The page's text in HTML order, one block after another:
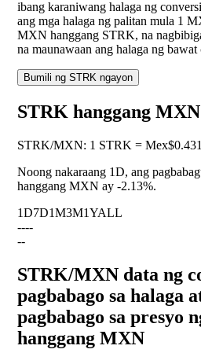
ibang karaniwang halaga ng
ang mga halaga ng palitan mula 1
MXN hanggang STRK, na
na maunawaan ang halaga ng bawat
Bumili ng STRK ngayon
STRK hanggang
STRK/MXN: 1 STRK =
Noong nakaraang 1D, ang
hanggang MXN ay -2.13%.
1D7D1M3M1YALL
----
--
STRK/MXN data ng
pagbabago sa halaga
pagbabago sa presyo
hanggang MXN